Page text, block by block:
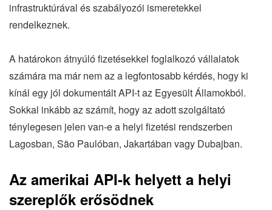
infrastruktúrával és szabályozói ismeretekkel
rendelkeznek.
A határokon átnyúló fizetésekkel foglalkozó vállalatok
számára ma már nem az a legfontosabb kérdés, hogy ki
kínál egy jól dokumentált API-t az Egyesült Államokból.
Sokkal inkább az számít, hogy az adott szolgáltató
ténylegesen jelen van-e a helyi fizetési rendszerben
Lagosban, São Paulóban, Jakartában vagy Dubajban.
Az amerikai API-k helyett a helyi
szereplők erősödnek